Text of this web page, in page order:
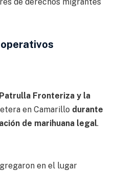
Fronteriza y la
en Camarillo durante
de marihuana legal.
en el lugar